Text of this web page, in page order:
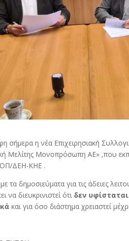
σήμερα η νέα Επιχειρησιακή
Μελίτης Μονοπρόσωπη ΑΕ» ,που
ΔΕΗ-ΚΗΕ .
τα δημοσιεύματα για τις άδειες
να διευκρινιστεί ότι δεν
και για όσο διάστημα χρειαστεί